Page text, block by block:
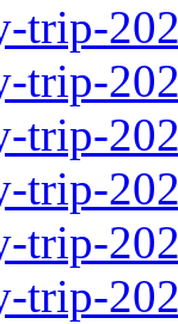
trip-
trip-
trip-
trip-
trip-
trip-